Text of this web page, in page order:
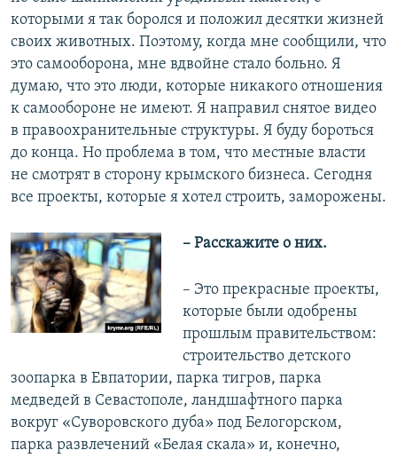
которыми я так боролся и положил десятки жизней
своих животных. Поэтому, когда мне сообщили, что
это самооборона, мне вдвойне стало больно. Я
думаю, что это люди, которые никакого отношения
к самообороне не имеют. Я направил снятое видео
в правоохранительные структуры. Я буду бороться
до конца. Но проблема в том, что местные власти
не смотрят в сторону крымского бизнеса. Сегодня
все проекты, которые я хотел строить, заморожены.
– Расскажите о них.
– Это прекрасные проекты,
которые были одобрены
прошлым правительством:
строительство детского
зоопарка в Евпатории, парка тигров, парка
медведей в Севастополе, ландшафтного парка
вокруг «Суворовского дуба» под Белогорском,
парка развлечений «Белая скала» и, конечно,